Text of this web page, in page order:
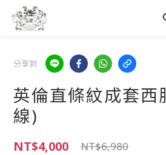
分享到
英倫直條紋成套西
線)
NT$4,000 NT$6,980